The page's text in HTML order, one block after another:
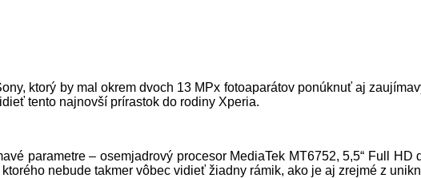
ktorý by mal okrem dvoch 13 MPx fotoaparátov ponúknuť aj
tento najnovší prírastok do rodiny Xperia.
parametre – osemjadrový procesor MediaTek MT6752, 5,5“ Full
nebude takmer vôbec vidieť žiadny rámik, ako je aj zrejmé z